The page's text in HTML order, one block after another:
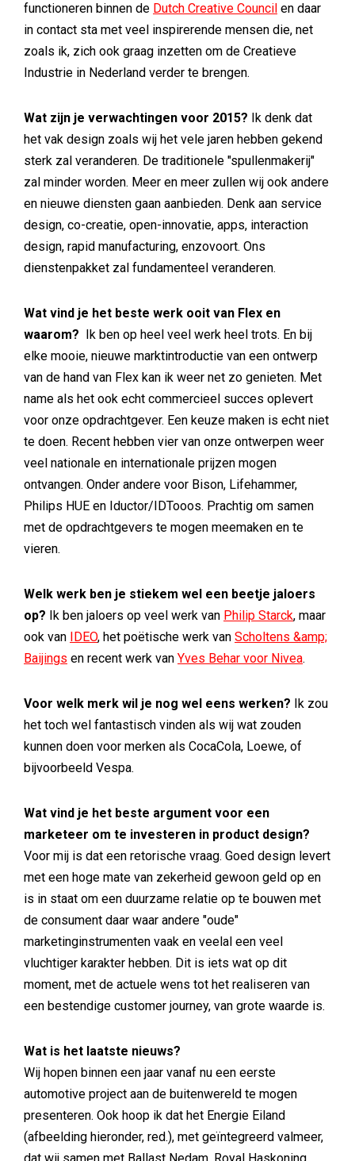
functioneren binnen de Dutch Creative Council en daar
in contact sta met veel inspirerende mensen die, net
zoals ik, zich ook graag inzetten om de Creatieve
Industrie in Nederland verder te brengen.
Wat zijn je verwachtingen voor 2015? Ik denk dat
het vak design zoals wij het vele jaren hebben gekend
sterk zal veranderen. De traditionele "spullenmakerij"
zal minder worden. Meer en meer zullen wij ook andere
en nieuwe diensten gaan aanbieden. Denk aan service
design, co-creatie, open-innovatie, apps, interaction
design, rapid manufacturing, enzovoort. Ons
dienstenpakket zal fundamenteel veranderen.
Wat vind je het beste werk ooit van Flex en
waarom? Ik ben op heel veel werk heel trots. En bij
elke mooie, nieuwe marktintroductie van een ontwerp
van de hand van Flex kan ik weer net zo genieten. Met
name als het ook echt commercieel succes oplevert
voor onze opdrachtgever. Een keuze maken is echt niet
te doen. Recent hebben vier van onze ontwerpen weer
veel nationale en internationale prijzen mogen
ontvangen. Onder andere voor Bison, Lifehammer,
Philips HUE en Iductor/IDTooos. Prachtig om samen
met de opdrachtgevers te mogen meemaken en te
vieren.
Welk werk ben je stiekem wel een beetje jaloers
op? Ik ben jaloers op veel werk van Philip Starck, maar
ook van IDEO, het poëtische werk van Scholtens &amp;
Baijings en recent werk van Yves Behar voor Nivea.
Voor welk merk wil je nog wel eens werken? Ik zou
het toch wel fantastisch vinden als wij wat zouden
kunnen doen voor merken als CocaCola, Loewe, of
bijvoorbeeld Vespa.
Wat vind je het beste argument voor een
marketeer om te investeren in product design?
Voor mij is dat een retorische vraag. Goed design levert
met een hoge mate van zekerheid gewoon geld op en
is in staat om een duurzame relatie op te bouwen met
de consument daar waar andere "oude"
marketinginstrumenten vaak en veelal een veel
vluchtiger karakter hebben. Dit is iets wat op dit
moment, met de actuele wens tot het realiseren van
een bestendige customer journey, van grote waarde is.
Wat is het laatste nieuws?
Wij hopen binnen een jaar vanaf nu een eerste
automotive project aan de buitenwereld te mogen
presenteren. Ook hoop ik dat het Energie Eiland
(afbeelding hieronder, red.), met geïntegreerd valmeer,